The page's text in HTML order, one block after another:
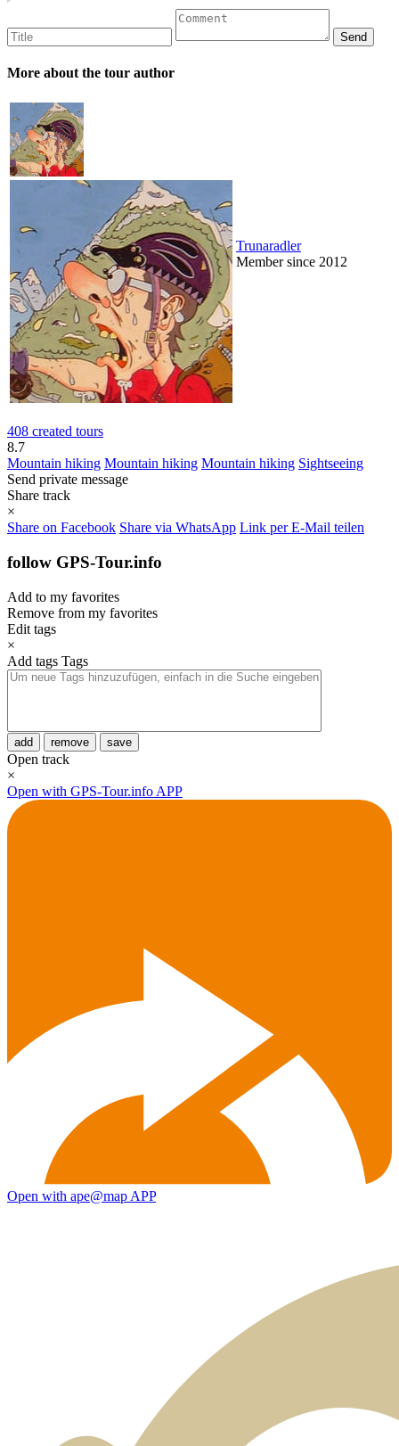
More about the tour author
Trunaradler
Member since 2012
408 created tours
8.7
Mountain hiking Mountain hiking Mountain hiking Sightseeing
Send private message
Share track
×
Share on Facebook Share via WhatsApp Link per E-Mail teilen
follow GPS-Tour.info
Add to my favorites
Remove from my favorites
Edit tags
×
Add tags Tags
add remove save
Open track
×
Open with GPS-Tour.info APP
Open with ape@map APP